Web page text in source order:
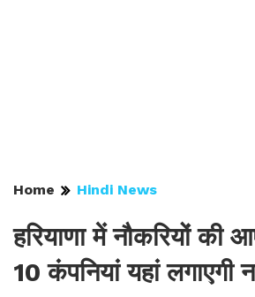
Home Hindi News
हरियाणा में नौकरियों की
10 कंपनियां यहां लगाएगी